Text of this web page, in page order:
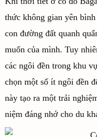
thức không gian yên
con đường đất quanh
muốn của mình. Tuy
các ngôi đền trong khu
chọn một số ít ngôi đền
này tạo ra một trải
niệm đáng nhớ cho du